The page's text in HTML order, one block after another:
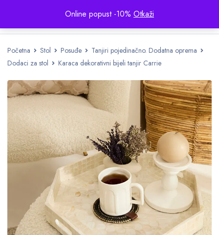
Online popust -10% Otkaži
Početna Stol Posuđe
Tanjiri pojedinačno. Dodatna oprema
Dodaci za stol
Karaca dekorativni bijeli tanjir Carrie